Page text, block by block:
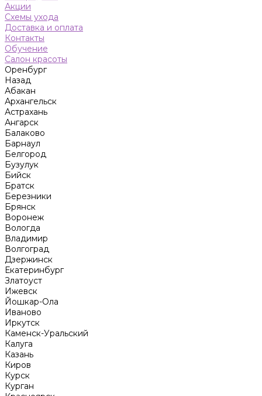
Акции
Схемы ухода
Доставка и оплата
Контакты
Обучение
Салон красоты
Оренбург
Назад
Абакан
Архангельск
Астрахань
Ангарск
Балаково
Барнаул
Белгород
Бузулук
Бийск
Братск
Березники
Брянск
Воронеж
Вологда
Владимир
Волгоград
Дзержинск
Екатеринбург
Златоуст
Ижевск
Йошкар-Ола
Иваново
Иркутск
Каменск-Уральский
Калуга
Казань
Киров
Курск
Курган